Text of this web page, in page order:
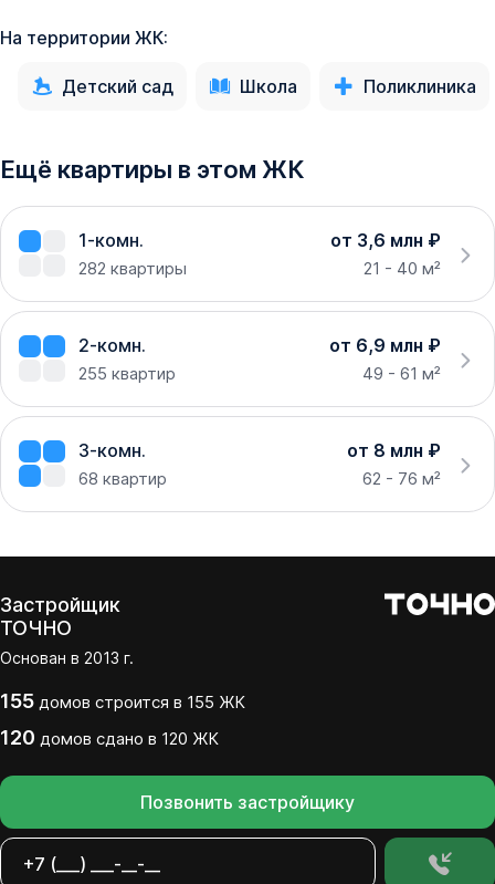
На территории ЖК:
Детский сад Школа Поликлиника
Ещё квартиры в этом ЖК
1-комн. от 3,6 млн ₽
282 квартиры 21 - 40 м²
2-комн. от 6,9 млн ₽
255 квартир 49 - 61 м²
3-комн. от 8 млн ₽
68 квартир 62 - 76 м²
Застройщик
ТОЧНО
Основан в 2013 г.
155 домов строится в 155 ЖК
120 домов сдано в 120 ЖК
Позвонить застройщику